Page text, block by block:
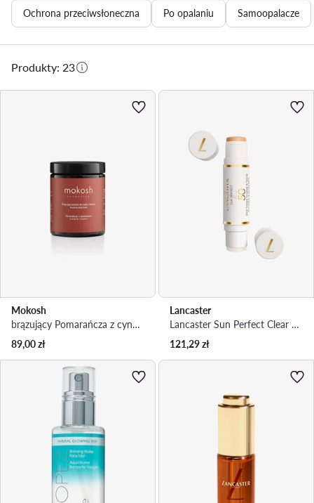
Ochrona przeciwsłoneczna Po opalaniu Samoopalacze
Produkty: 23
Mokosh
brązujący Pomarańcza z cynamonem Balsam
89,00zł
Lancaster
Lancaster Sun Perfect Clear & Tinted Stick SPF50 sztyft przeciwsłoneczny 2w1 12g Sztyft
121,29zł